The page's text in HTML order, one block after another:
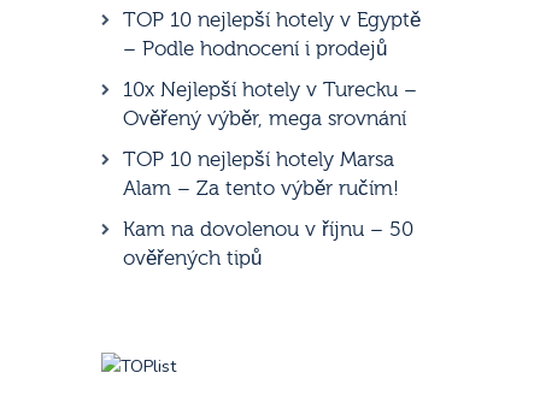
TOP 10 nejlepší hotely v Egyptě
– Podle hodnocení i prodejů
10x Nejlepší hotely v Turecku –
Ověřený výběr, mega srovnání
TOP 10 nejlepší hotely Marsa
Alam – Za tento výběr ručím!
Kam na dovolenou v říjnu – 50
ověřených tipů